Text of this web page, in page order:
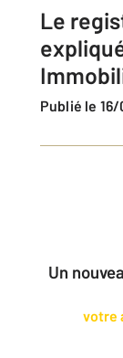
Le
Publié le
Un
votre